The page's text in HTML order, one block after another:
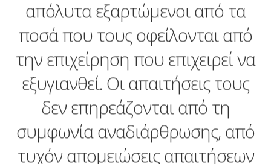
απόλυτα εξαρτώμενοι από τα
ποσά που τους οφείλονται από
την επιχείρηση που επιχειρεί να
εξυγιανθεί. Οι απαιτήσεις τους
δεν επηρεάζονται από τη
συμφωνία αναδιάρθρωσης, από
τυχόν απομειώσεις απαιτήσεων